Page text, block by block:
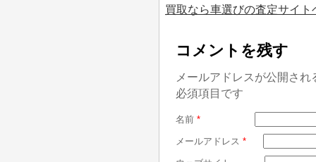
買取なら車選びの査定サイト
コメントを残す
メールアドレスが公開さ
必須項目です
名前 *
メールアドレス *